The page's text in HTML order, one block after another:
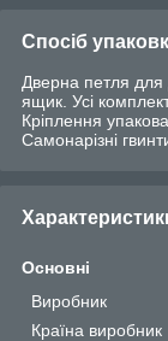
Спосіб
Дверна петля для
ящик. Усі
Кріплення
Самонарізні
Основні
Виробник
Країна виробник